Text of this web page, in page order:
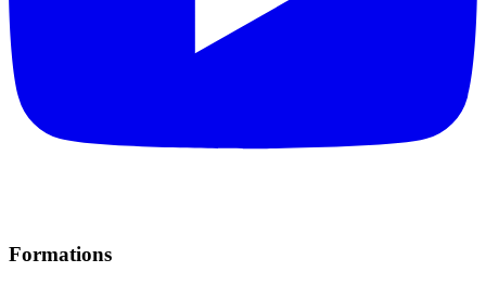
Formations